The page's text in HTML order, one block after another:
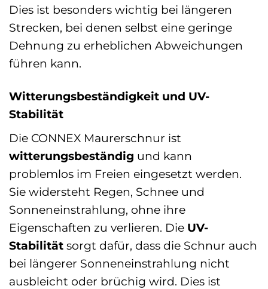
Dies ist besonders wichtig bei längeren
Strecken, bei denen selbst eine geringe
Dehnung zu erheblichen Abweichungen
führen kann.
Witterungsbeständigkeit und UV-
Stabilität
Die CONNEX Maurerschnur ist
witterungsbeständig und kann
problemlos im Freien eingesetzt werden.
Sie widersteht Regen, Schnee und
Sonneneinstrahlung, ohne ihre
Eigenschaften zu verlieren. Die UV-
Stabilität sorgt dafür, dass die Schnur auch
bei längerer Sonneneinstrahlung nicht
ausbleicht oder brüchig wird. Dies ist